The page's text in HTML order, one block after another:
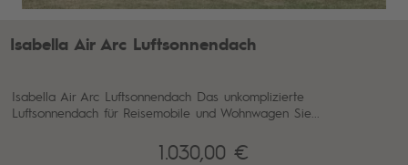
Isabella Air Arc Luftsonnendach
Isabella Air Arc Luftsonnendach Das unkomplizierte
Luftsonnendach für Reisemobile und Wohnwagen Sie...
1.030,00 €